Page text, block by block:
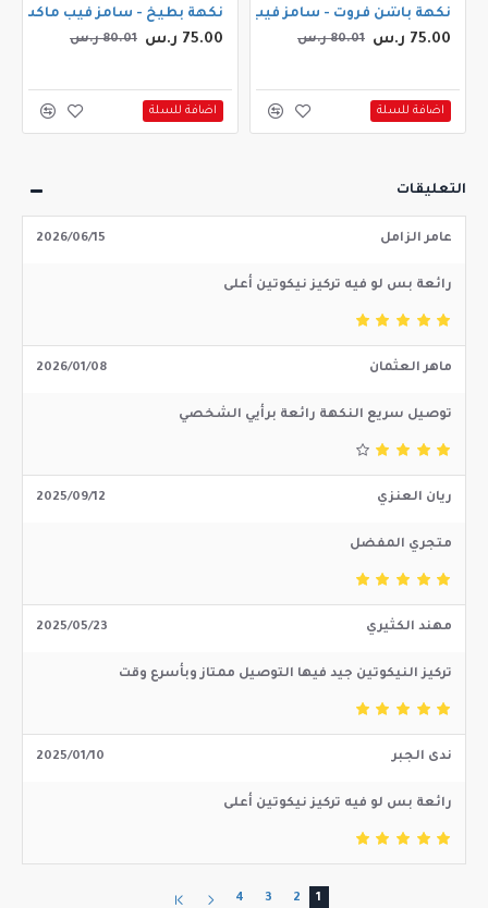
3ملجمنكهة باشن فروت - سامز فيب ماكس باشن فروت 30مل
75.00 ر.س 80.01 ر.س
اضافة للسلة
نكهة بطيخ - سامز فيب ماكس
75.00 ر.س 80.01 ر.س
اضافة للسلة
التعليقات
عامر الزامل 2026/06/15
رائعة بس لو فيه تركيز نيكوتين أعلى
ماهر العثمان 2026/01/08
توصيل سريع النكهة رائعة برأيي الشخصي
ريان العنزي 2025/09/12
متجري المفضل
مهند الكثيري 2025/05/23
تركيز النيكوتين جيد فيها التوصيل ممتاز وبأسرع وقت
ندى الجبر 2025/01/10
رائعة بس لو فيه تركيز نيكوتين أعلى
1
2
3
4